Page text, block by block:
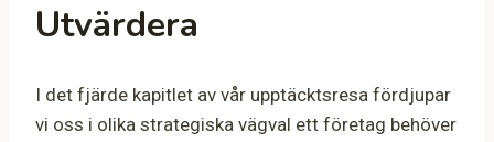
Utvärdera
I det fjärde kapitlet av vår upptäcktsresa fördjupar
vi oss i olika strategiska vägval ett företag behöver